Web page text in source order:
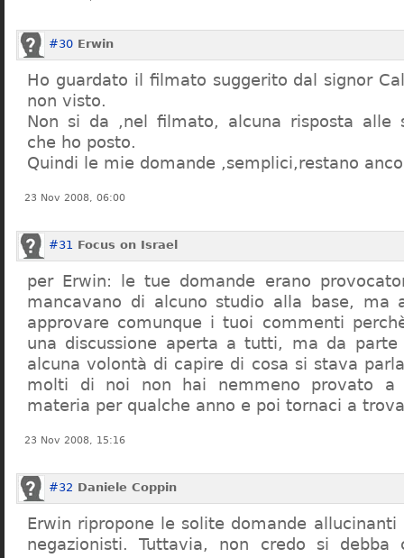
#30 Erwin
Ho guardato il filmato suggerito dal signor
non visto.
Non si da ,nel filmato, alcuna risposta alle
che ho posto.
Quindi le mie domande ,semplici,restano
23 Nov 2008, 06:00
#31 Focus on Israel
per Erwin: le tue domande erano
mancavano di alcuno studio alla base, ma
approvare comunque i tuoi commenti
una discussione aperta a tutti, ma da parte
alcuna volontà di capire di cosa si stava
molti di noi non hai nemmeno provato a
materia per qualche anno e poi tornaci a
23 Nov 2008, 15:16
#32 Daniele Coppin
Erwin ripropone le solite domande
negazionisti. Tuttavia, non credo si debba